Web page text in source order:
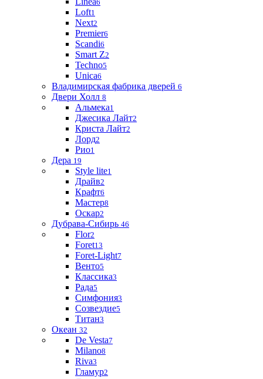
6
Loft1
Next2
Premier6
Scandi6
Smart Z2
Techno5
Unica6
Владимирская фабрика дверей 6
Двери Холл 8
Альмека1
Джесика Лайт2
Криста Лайт2
Лорд2
Рио1
Дера 19
Style lite1
Драйв2
Крафт6
Мастер8
Оскар2
Дубрава-Сибирь 46
Flor2
Foret13
Foret-Light7
Венто5
Классика3
Рада5
Симфония3
Созвездие5
Титан3
Океан 32
De Vesta7
Milano8
Riva3
Гламур2